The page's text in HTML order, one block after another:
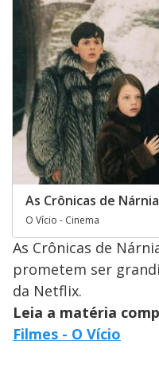
As Crônicas de Nárnia
O Vício - Cinema
As Crônicas de
prometem ser
da Netflix.
Leia a matéria
Filmes - O Vício